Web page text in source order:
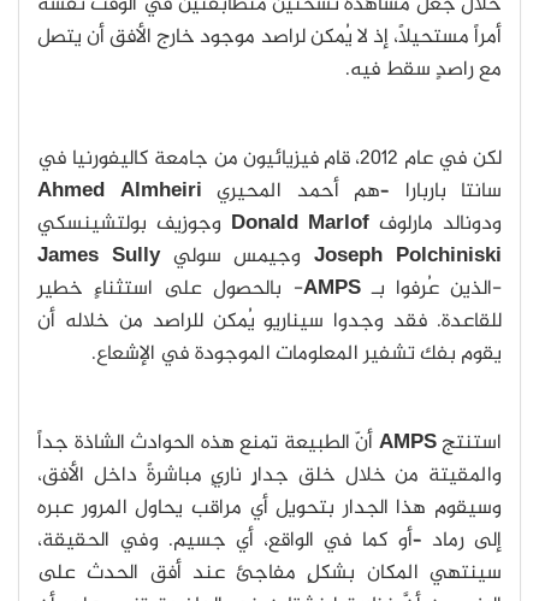
أمراً مستحيلاً، إذ لا يُمكن لراصد موجود خارج الأفق أن يتصل
مع راصدٍ سقط فيه.
لكن في عام 2012، قام فيزيائيون من جامعة كاليفورنيا في
سانتا باربارا –هم أحمد المحيري Ahmed Almheiri
ودونالد مارلوف Donald Marlof وجوزيف بولتشينسكي
Joseph Polchiniski وجيمس سوليJames Sully
-الذين عُرفوا بـAMPS- بالحصول على استثناءٍ خطير
للقاعدة. فقد وجدوا سيناريو يُمكن للراصد من خلاله أن
يقوم بفك تشفير المعلومات الموجودة في الإشعاع.
استنتجAMPSأنّ الطبيعة تمنع هذه الحوادث الشاذة جداً
والمقيتة من خلال خلق جدارٍ ناريٍ مباشرةً داخل الأفق،
وسيقوم هذا الجدار بتحويل أي مراقب يحاول المرور عبره
إلى رماد –أو كما في الواقع، أي جسيم. وفي الحقيقة،
سينتهي المكان بشكلٍ مفاجئ عند أفق الحدث على